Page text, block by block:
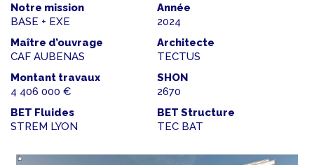
Notre mission
BASE + EXE
Année
2024
Maître d’ouvrage
CAF AUBENAS
Architecte
TECTUS
Montant travaux
4 406 000 €
SHON
2670
BET Fluides
STREM LYON
BET Structure
TEC BAT